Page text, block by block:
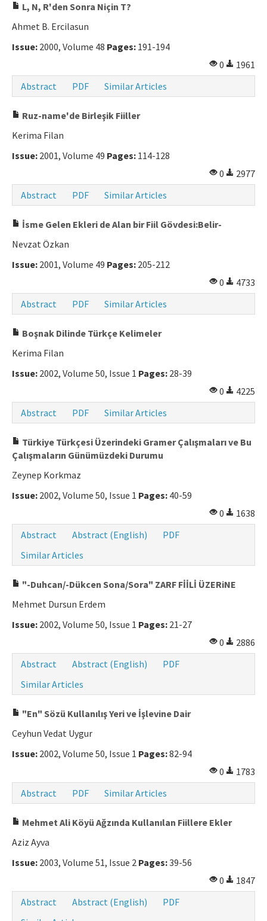
L, N, R'den Sonra Niçin T?
Ahmet B. Ercilasun
Issue: 2000, Volume 48 Pages: 191-194
0
1961
Abstract
PDF Similar Articles
Ruz-name'de Birleşik Fiiller
Kerima Filan
Issue: 2001, Volume 49 Pages: 114-128
0
2977
Abstract
PDF Similar Articles
İsme Gelen Ekleri de Alan bir Fiil Gövdesi:Belir-
Nevzat Özkan
Issue: 2001, Volume 49 Pages: 205-212
0
4733
Abstract
PDF Similar Articles
Boşnak Dilinde Türkçe Kelimeler
Kerima Filan
Issue: 2002, Volume 50, Issue 1 Pages: 28-39
0
4225
Abstract
PDF Similar Articles
Türkiye Türkçesi Üzerindeki Gramer Çalışmaları ve Bu
Çalışmaların Günümüzdeki Durumu
Zeynep Korkmaz
Issue: 2002, Volume 50, Issue 1 Pages: 40-59
0
1638
Abstract
Abstract (English)
PDF
Similar Articles
"-Duhcan/-Dükcen Sona/Sora" ZARF FİİLİ ÜZERiNE
Mehmet Dursun Erdem
Issue: 2002, Volume 50, Issue 1 Pages: 21-27
0
2886
Abstract
Abstract (English)
PDF
Similar Articles
"En" Sözü Kullanılış Yeri ve İşlevine Dair
Ceyhun Vedat Uygur
Issue: 2002, Volume 50, Issue 1 Pages:82-94
0
1783
Abstract
PDF Similar Articles
Mehmet Ali Köyü Ağzında Kullanılan Fiillere Ekler
Aziz Ayva
Issue: 2003, Volume 51, Issue 2 Pages:39-56
0
1847
Abstract
Abstract (English)
PDF